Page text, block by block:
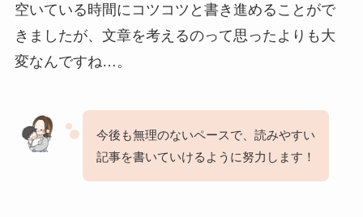
空いている時間にコツコツと書き進めることがで
きましたが、文章を考えるのって思ったよりも大
変なんですね…。
今後も無理のないペースで、読みやすい
記事を書いていけるように努力します！